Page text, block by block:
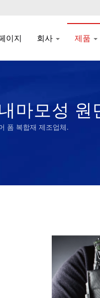
이지 회사 제품
마모성
폼 복합재 제조업체.